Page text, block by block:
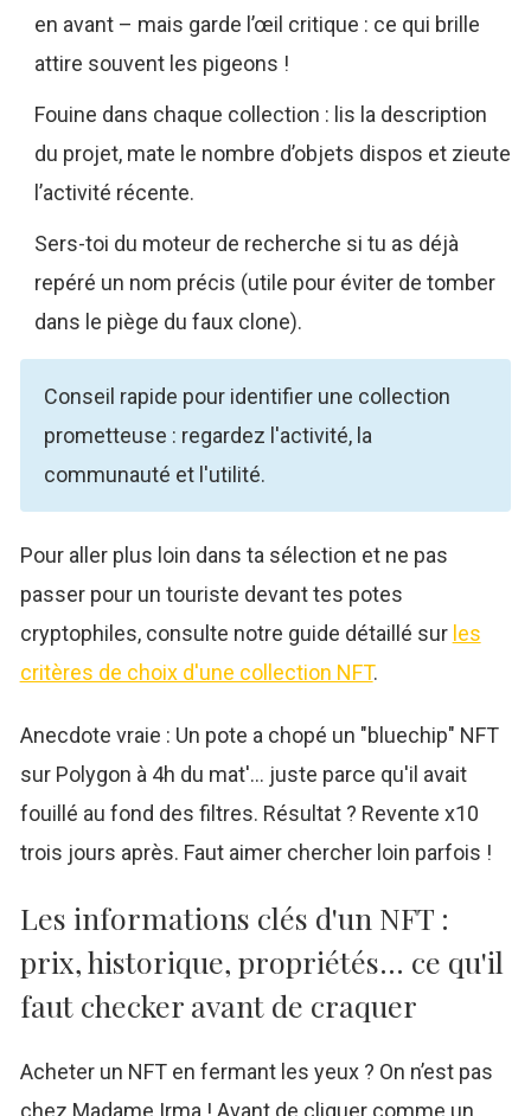
en avant – mais garde l’œil critique : ce qui brille
attire souvent les pigeons !
Fouine dans chaque collection : lis la description
du projet, mate le nombre d’objets dispos et zieute
l’activité récente.
Sers-toi du moteur de recherche si tu as déjà
repéré un nom précis (utile pour éviter de tomber
dans le piège du faux clone).
Conseil rapide pour identifier une collection
prometteuse : regardez l'activité, la
communauté et l'utilité.
Pour aller plus loin dans ta sélection et ne pas
passer pour un touriste devant tes potes
cryptophiles, consulte notre guide détaillé sur les
critères de choix d'une collection NFT.
Anecdote vraie : Un pote a chopé un "bluechip" NFT
sur Polygon à 4h du mat'… juste parce qu'il avait
fouillé au fond des filtres. Résultat ? Revente x10
trois jours après. Faut aimer chercher loin parfois !
Les informations clés d'un NFT :
prix, historique, propriétés... ce qu'il
faut checker avant de craquer
Acheter un NFT en fermant les yeux ? On n’est pas
chez Madame Irma ! Avant de cliquer comme un